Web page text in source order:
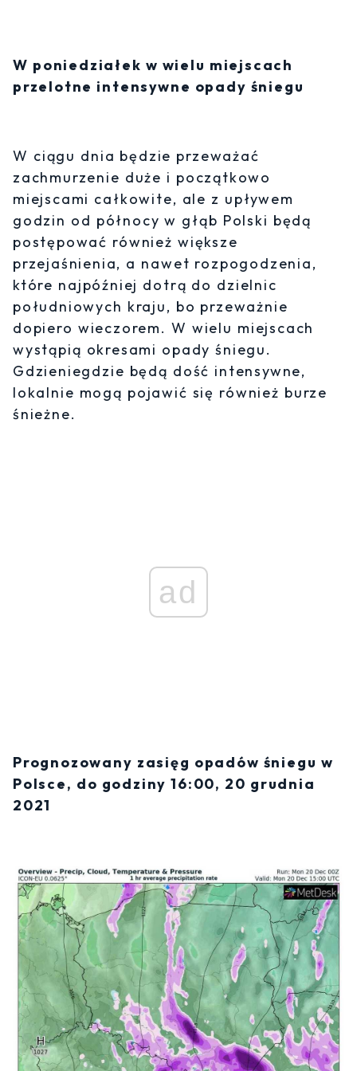
W poniedziałek w wielu miejscach
przelotne intensywne opady śniegu
W ciągu dnia będzie przeważać
zachmurzenie duże i początkowo
miejscami całkowite, ale z upływem
godzin od północy w głąb Polski będą
postępować również większe
przejaśnienia, a nawet rozpogodzenia,
które najpóźniej dotrą do dzielnic
południowych kraju, bo przeważnie
dopiero wieczorem. W wielu miejscach
wystąpią okresami opady śniegu.
Gdzieniegdzie będą dość intensywne,
lokalnie mogą pojawić się również burze
śnieżne.
ad
Prognozowany zasięg opadów śniegu w
Polsce, do godziny 16:00, 20 grudnia
2021